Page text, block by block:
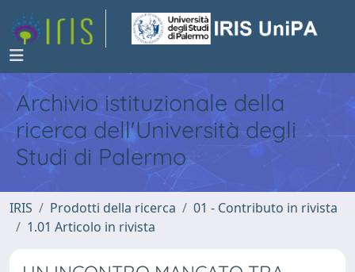
Archivio istituzionale della
ricerca dell'Università degli
Studi di Palermo
IRIS Prodotti della ricerca
01 - Contributo in rivista
1.01 Articolo in rivista